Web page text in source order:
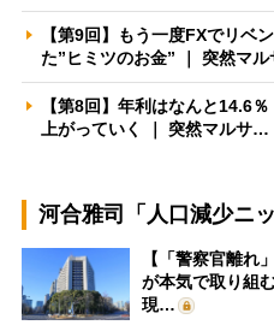
【第9回】もう一度FXでリ
た”ヒミツのお金” ｜ 突然マ
【第8回】年利はなんと14.6
上がっていく ｜ 突然マルサ…
河合雅司「人口減少ニ
【「警察官離れ
が本気で取り組
現…